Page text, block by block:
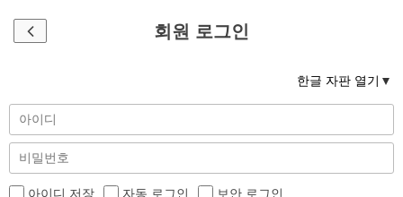
회원 로그인
한글 자판 열기
아이디 저장 자동 로그인 보안 로그인